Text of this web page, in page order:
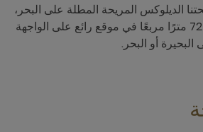
الديلوكس المريحة المطلة على البحر،
وهي ملاذ رائع بمساحة 72 مترًا مربعًا في موقع رائع على الواجهة
أو البحر.